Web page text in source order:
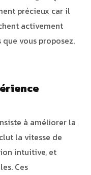
précieux car il
activement
vous proposez.
à améliorer la
la vitesse de
intuitive, et
Ces